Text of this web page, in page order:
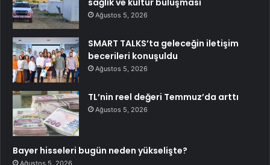
sağlık ve kültür buluşması
Ağustos 5, 2026
SMART TALKS’ta geleceğin iletişim
becerileri konuşuldu
Ağustos 5, 2026
TL’nin reel değeri Temmuz’da arttı
Ağustos 5, 2026
Bayer hisseleri bugün neden yükselişte?
Ağustos 5, 2026